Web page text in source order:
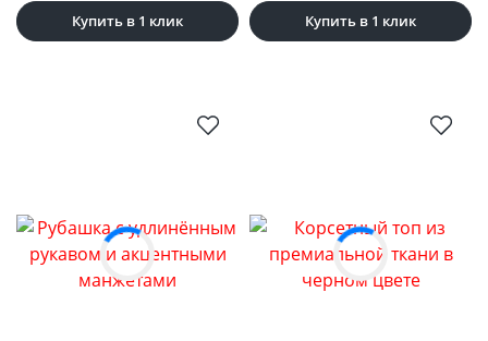
Купить в 1 клик Купить в 1 клик